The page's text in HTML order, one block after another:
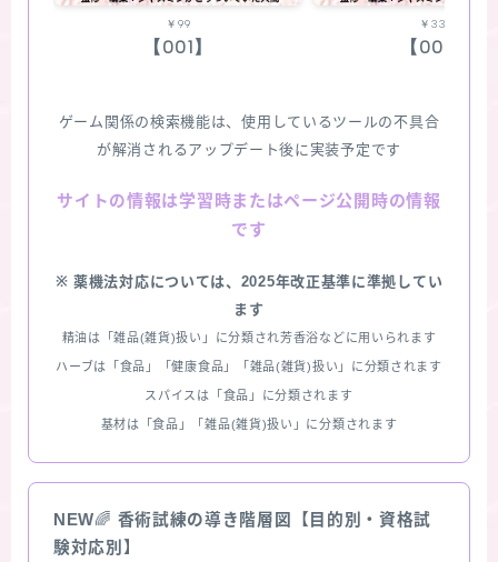
￥99
【001】
￥330
【002】
ゲーム関係の検索機能は、使用しているツールの不具合
が解消されるアップデート後に実装予定です
サイトの情報は学習時またはページ公開時の情報
です
※ 薬機法対応については、2025年改正基準に準拠してい
ます
精油は「雑品(雑貨)扱い」に分類され芳香浴などに用いられます
ハーブは「食品」「健康食品」「雑品(雑貨)扱い」に分類されます
スパイスは「食品」に分類されます
基材は「食品」「雑品(雑貨)扱い」に分類されます
NEW🌈 香術試練の導き階層図【目的別・資格試
験対応別】